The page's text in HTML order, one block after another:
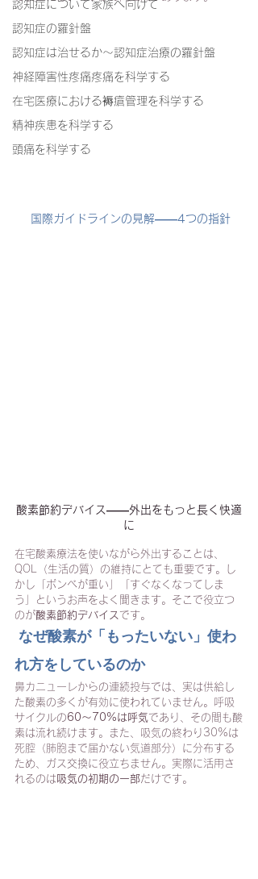
認知症について家族へ向けて
認知症の羅針盤
認知症は治せるか～認知症治療の羅針盤
神経障害性疼痛疼痛を科学する
在宅医療における褥瘡管理を科学する
精神疾患を科学する
頭痛を科学する
国際ガイドラインの見解——4つの指針
酸素節約デバイス——外出をもっと長く快適
に
在宅酸素療法を使いながら外出することは、
QOL（生活の質）の維持にとても重要です。し
かし「ボンベが重い」「すぐなくなってしま
う」というお声をよく聞きます。そこで役立つ
のが酸素節約デバイス です。
れ方をしているのか
鼻カニューレからの連続投与では、実は供給し
た酸素の多くが有効に使われていません。呼吸
サイクルの60〜70%は呼気であり、その間も酸
素は流れ続けます。また、吸気の終わり30%は
死腔（肺胞まで届かない気道部分）に分布する
ため、ガス交換に役立ちません。実際に活用さ
れるのは 吸気の初期の一部だけです。